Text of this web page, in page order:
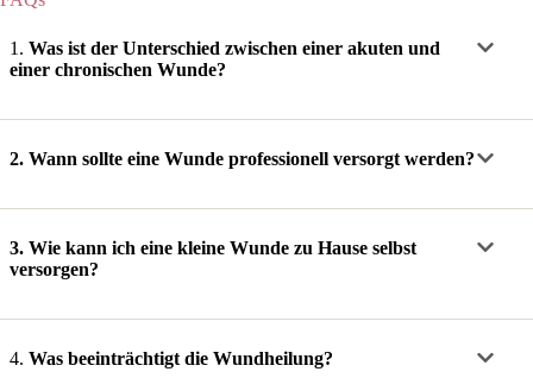
1. Was ist der Unterschied zwischen einer akuten und
einer chronischen Wunde?
2. Wann sollte eine Wunde professionell versorgt werden?
3. Wie kann ich eine kleine Wunde zu Hause selbst
versorgen?
4. Was beeinträchtigt die Wundheilung?